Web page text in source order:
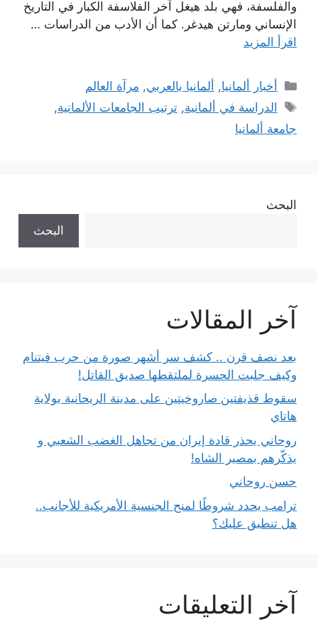
والفلسفة، فهي بلد هيغل آخر الفلاسفة الكبار في التاريخ
الإنساني ومارتن هيدغر. كما أن الأدب من الدراسات …
اقرأ المزيد
التصنيفات
أخبار ألمانيا, ألمانيا بالعربي, مرآة العالم
الوسوم
الدراسة في ألمانية,ترتيب الجامعات الألمانية,
جامعة ألمانيا
البحث
البحث
آخر المقالات
بعد نصف قرن .. كشف سر أشهر صورة من حرب فيتنام
وكيف جلبت الحسرة لملتقطها صديق القاتل!
سقوط قذيفتين صاروخيتين على مدينة الريحانية بولاية
هاتاي
روحاني يحذر قادة إيران من تجاهل الغضب الشعبي و
يذكّرهم بمصير الشاه!
حسن روحاني
ترامب يحدد شروطًا لمنح الجنسية الأمريكية للأجانب..
هل تنطبق عليك؟
آخر التعليقات